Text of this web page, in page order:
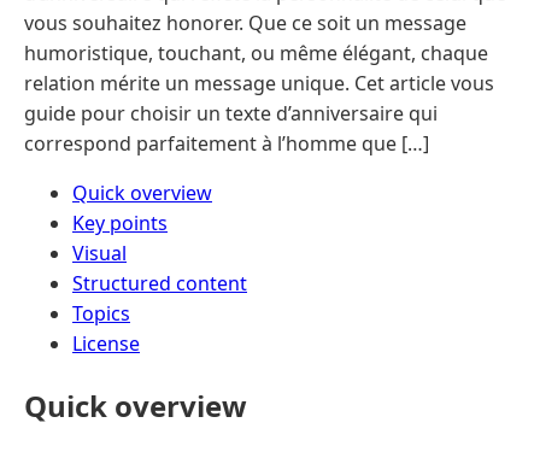
vous souhaitez honorer. Que ce soit un message
humoristique, touchant, ou même élégant, chaque
relation mérite un message unique. Cet article vous
guide pour choisir un texte d’anniversaire qui
correspond parfaitement à l’homme que […]
Quick overview
Key points
Visual
Structured content
Topics
License
Quick overview